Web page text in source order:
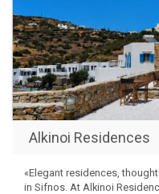
Alkinoi Residences
«Elegant residences,
in Sifnos. At Alkinoi